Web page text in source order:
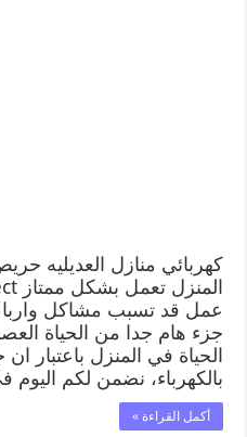
كهربائي منازل العديليه
عمل قد تسبب مشاكل
جزء هام جدا من الحياة
الحياة في المنزل باعتبار
بالكهرباء، نضمن لكم
أكمل القراءة »